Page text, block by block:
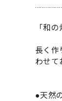
「和
長く作
わせて
●天然